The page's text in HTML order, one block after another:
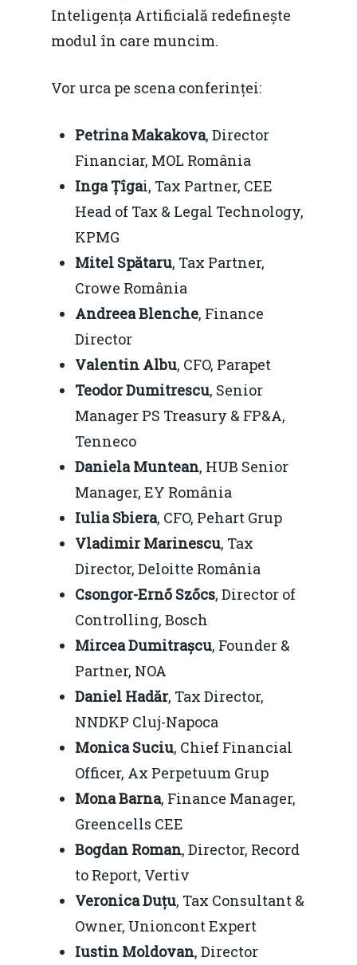
Inteligența Artificială redefinește
modul în care muncim.
Vor urca pe scena conferinței:
Petrina Makakova, Director
Financiar, MOL România
Inga Țîgai, Tax Partner, CEE
Head of Tax & Legal Technology,
KPMG
Mitel Spătaru, Tax Partner,
Crowe România
Andreea Blenche, Finance
Director
Valentin Albu, CFO, Parapet
Teodor Dumitrescu, Senior
Manager PS Treasury & FP&A,
Tenneco
Daniela Muntean, HUB Senior
Manager, EY România
Iulia Sbiera, CFO, Pehart Grup
Vladimir Marinescu, Tax
Director, Deloitte România
Csongor-Ernő Szőcs, Director of
Controlling, Bosch
Mircea Dumitrașcu, Founder &
Partner, NOA
Daniel Hadăr, Tax Director,
NNDKP Cluj-Napoca
Monica Suciu, Chief Financial
Officer, Ax Perpetuum Grup
Mona Barna, Finance Manager,
Greencells CEE
Bogdan Roman, Director, Record
to Report, Vertiv
Veronica Duțu, Tax Consultant &
Owner, Unioncont Expert
Iustin Moldovan, Director